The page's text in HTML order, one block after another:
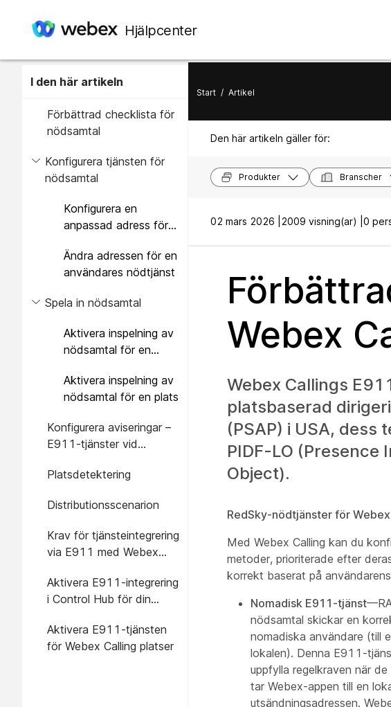
Hjälpcenter
I den här artikeln
Förbättrad checklista för
nödsamtal
Konfigurera tjänsten för
nödsamtal
Konfigurera en
anpassad adress för
arbetsyta
Ändra adressen för en
användares nödtjänst
Spela in nödsamtal
Aktivera inspelning av
nödsamtal för en
Aktivera inspelning av
nödsamtal för en plats
Konfigurera aviseringar –
E911-tjänster vid
Platsdetektering
Distributionsscenarion
Krav för tjänsteintegrering
via E911 med Webex
Aktivera E911-integrering
i Control Hub för din
Aktivera E911-tjänsten
för Webex Calling platser
Start / Artikel
Den här artikeln gäller för:
Produkter Branscher
02 mars 2026 | 2009 visning(ar) | 0
Webex
Webex Callings
platsbaserad
(PSAP) i USA, dess
PIDF-LO (Presence
Object).
RedSky-nödtjänster för
Med Webex Calling kan du
metoder, prioriterade efter
korrekt baserat på
Nomadisk E911-tjänst
nödsamtal skickar en
nomadiska användare (till
lokalen). Denna E911-
uppfylla regelkraven när
tar Webex-appen till en
utsändningsadressen.